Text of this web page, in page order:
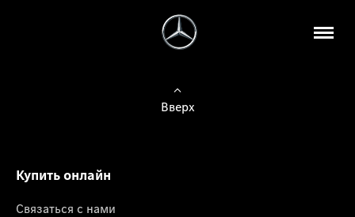
Вверх
Купить онлайн
Связаться с нами